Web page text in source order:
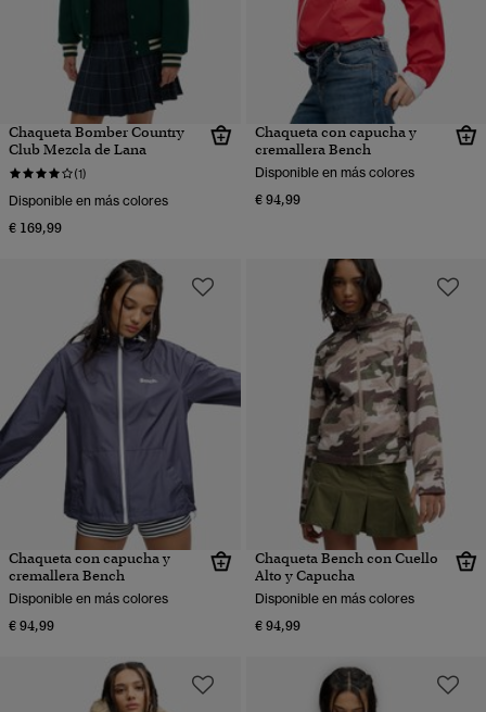
Chaqueta Bomber Country
Club Mezcla de Lana
(1)
Disponible en más colores
€ 169,99
Chaqueta con capucha y
cremallera Bench
Disponible en más colores
€ 94,99
Chaqueta con capucha y
cremallera Bench
Disponible en más colores
€ 94,99
Chaqueta Bench con Cuello
Alto y Capucha
Disponible en más colores
€ 94,99